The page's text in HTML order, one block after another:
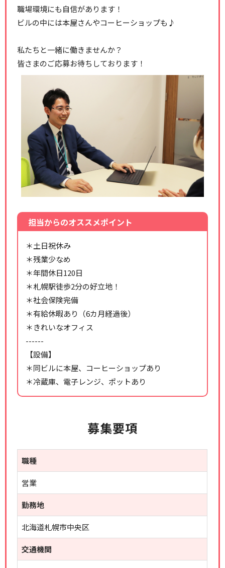
職場環境にも自信があります！
ビルの中には本屋さんやコーヒーショップも♪
私たちと一緒に働きませんか？
皆さまのご応募お待ちしております！
担当からのオススメポイント
＊土日祝休み
＊残業少なめ
＊年間休日120日
＊札幌駅徒歩2分の好立地！
＊社会保険完備
＊有給休暇あり（6カ月経過後）
＊きれいなオフィス
------
【設備】
＊同ビルに本屋、コーヒーショップあり
＊冷蔵庫、電子レンジ、ポットあり
募集要項
職種
営業
勤務地
北海道札幌市中央区
交通機関